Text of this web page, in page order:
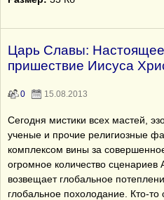
Царь Славы: Настоящее
пришествие Иисуса
0 15.08.2013
Сегодня мистики всех мастей,
ученые и прочие религиозные
комплексом вины за
огромное количество сценариев
возвещает глобальное
глобальное похолодание. Кто-